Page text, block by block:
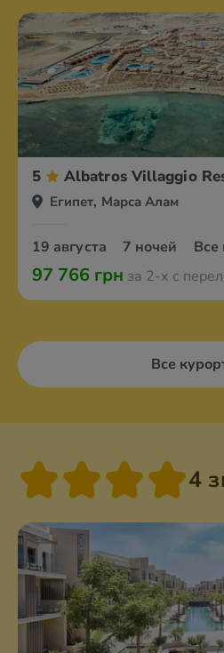
5 Albatros Villaggio
Египет, Марса Алам
19 августа 7 ночей Все
97 766 грн за 2-х с
Все
4